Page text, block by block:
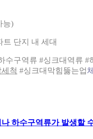
능)
트 단지 내 세대
수구역류 #싱크대역류 #
척 #싱크대막힘뚫는업
하수구역류가 발생할